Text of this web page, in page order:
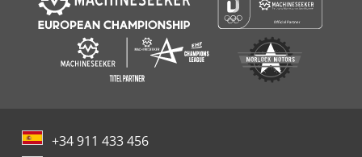
+34 911 433 456